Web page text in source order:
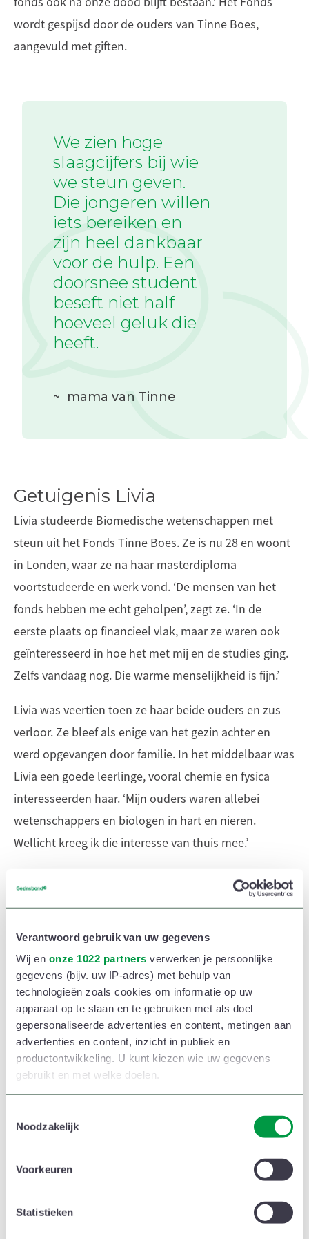
Verantwoord gebruik van uw gegevens
Wij en onze 1022 partners verwerken je persoonlijke
gegevens (bijv. uw IP-adres) met behulp van
technologieën zoals cookies om informatie op uw
apparaat op te slaan en te gebruiken met als doel
gepersonaliseerde advertenties en content, metingen aan
advertenties en content, inzicht in publiek en
productontwikkeling. U kunt kiezen wie uw gegevens
gebruikt en met welke doelen.
Informatie verzamelen over uw geografische
Uw apparaat identificeren door het actief te
Lees meer over hoe uw persoonlijke gegevens worden
Noodzakelijk
Voorkeuren
Statistieken
wordt gespijsd door de ouders van Tinne Boes,
aangevuld met giften.
We zien hoge
slaagcijfers bij wie
we steun geven.
Die jongeren willen
iets bereiken en
zijn heel dankbaar
voor de hulp. Een
doorsnee student
beseft niet half
hoeveel geluk die
heeft.
~ mama van Tinne
Getuigenis Livia
Livia studeerde Biomedische wetenschappen met
steun uit het Fonds Tinne Boes. Ze is nu 28 en woont
in Londen, waar ze na haar masterdiploma
voortstudeerde en werk vond. ‘De mensen van het
fonds hebben me echt geholpen’, zegt ze. ‘In de
eerste plaats op financieel vlak, maar ze waren ook
geïnteresseerd in hoe het met mij en de studies ging.
Zelfs vandaag nog. Die warme menselijkheid is fijn.’
Livia was veertien toen ze haar beide ouders en zus
verloor. Ze bleef als enige van het gezin achter en
werd opgevangen door familie. In het middelbaar was
Livia een goede leerlinge, vooral chemie en fysica
interesseerden haar. ‘Mijn ouders waren allebei
wetenschappers en biologen in hart en nieren.
Wellicht kreeg ik die interesse van thuis mee.’
Studiekosten, dat was
schrikken
‘Het was voor mij vanzelfsprekend dat ik verder zou
en schrok van de hoge rekeningen. Ik kon geen beurs
krijgen en kwam niet in aanmerking voor verlaagd
inschrijvingsgeld, omdat naar het inkomen van het
Mijn voogden hebben altijd goed voor mij gezorgd, ik